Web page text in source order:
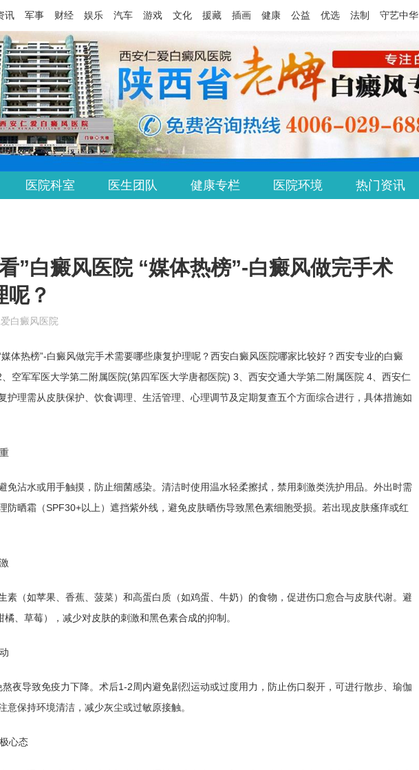
讯 军事 财经 娱乐 汽车 游戏 文化 援藏 插画 健康 公益 优选 法制 守艺中华
医院科室 医生团队 健康专栏 医院环境 热门资讯
”白癜风医院 “媒体热榜”-白癜风做完手术
呢？
白癜风医院
媒体热榜”-白癜风做完手术需要哪些康复护理呢？西安白癜风医院哪家比较好？西安专业的白癜
空军军医大学第二附属医院(第四军医大学唐都医院) 3、西安交通大学第二附属医院 4、西安仁
护理需从皮肤保护、饮食调理、生活管理、心理调节及定期复查五个方面综合进行，具体措施如
免沾水或用手触摸，防止细菌感染。清洁时使用温水轻柔擦拭，禁用刺激类洗护用品。外出时需
防晒霜（SPF30+以上）遮挡紫外线，避免皮肤晒伤导致黑色素细胞受损。若出现皮肤瘙痒或红
素（如苹果、香蕉、菠菜）和高蛋白质（如鸡蛋、牛奶）的食物，促进伤口愈合与皮肤代谢。避
、草莓），减少对皮肤的刺激和黑色素合成的抑制。
夜导致免疫力下降。术后1-2周内避免剧烈运动或过度用力，防止伤口裂开，可进行散步、瑜伽
保持环境清洁，减少灰尘或过敏原接触。
心态